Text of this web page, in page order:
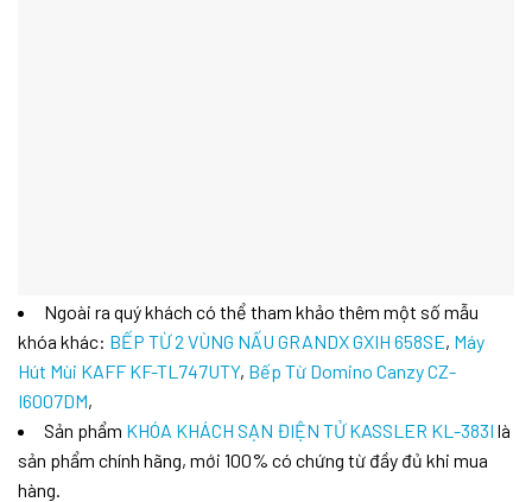
Ngoài ra quý khách có thể tham khảo thêm một số mẫu
khóa khác: BẾP TỪ 2 VÙNG NẤU GRANDX GXIH 658SE, Máy
Hút Mùi KAFF KF-TL747UTY, Bếp Từ Domino Canzy CZ-
I6007DM,
Sản phẩm KHÓA KHÁCH SẠN ĐIỆN TỬ KASSLER KL-383I là
sản phẩm chính hãng, mới 100% có chứng từ đầy đủ khi mua
hàng.